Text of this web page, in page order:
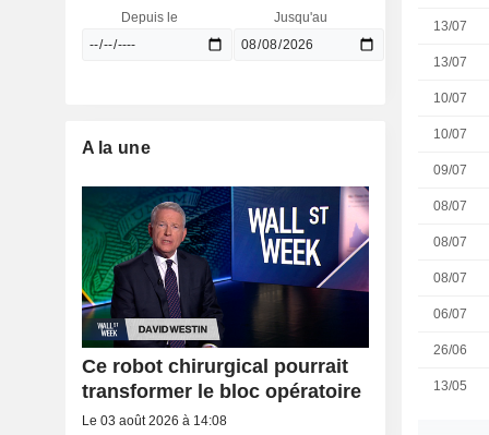
13/07
13/07
10/07
10/07
09/07
08/07
08/07
08/07
06/07
26/06
13/05
Depuis le Jusqu'au
A la une
Ce robot chirurgical pourrait
transformer le bloc opératoire
Le 03 août 2026 à 14:08